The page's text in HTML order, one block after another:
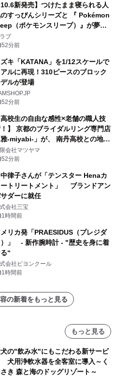
10.6新発売】つけたまま寝られる人
すっぴんシリーズと 『 Pokémon
（ポケモンスリープ）』が夢の
ボレーション！
ブ
52分前
ズキ「KATANA」を1/12スケールで
アルに再現！310ピースのブロック
ルが登場
52分前
高校生の自由な感性×老舗の職人技
】 京都のブライダルリング専門店
雅-miyabi-」が、 南丹高校との地域
から生まれた 特別な結婚指輪・婚
輪「幾重 -ikue-」「宮美 -
会社マツヤマ
52分前
中律子さんが「テンスター Henaカ
ートリートメント」 ブランドアン
ダーに就任
会社三宝
1時間前
リカ発「PRAESIDUS（プレジダ
）」 - 新作腕時計 - "歴史を身に着
“
会社ビヨンクール
1時間前
の新着をもっと見る
もっと見る
の"飲み水"にもこだわる新サービ
犬用浄軟水器を全客室に導入～く
き 森と海のドッグリゾート～